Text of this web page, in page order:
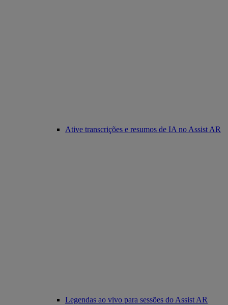
Ative transcrições e resumos de IA no Assist AR
Legendas ao vivo para sessões do Assist AR